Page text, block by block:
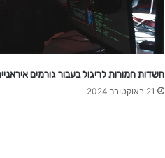
י
ם
חשדות חמורות לריגול בעבור גורמים
21 באוקטובר 2024